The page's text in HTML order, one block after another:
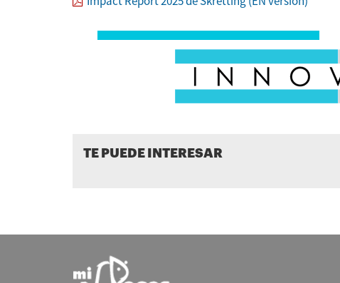
TE PUEDE INTERESAR